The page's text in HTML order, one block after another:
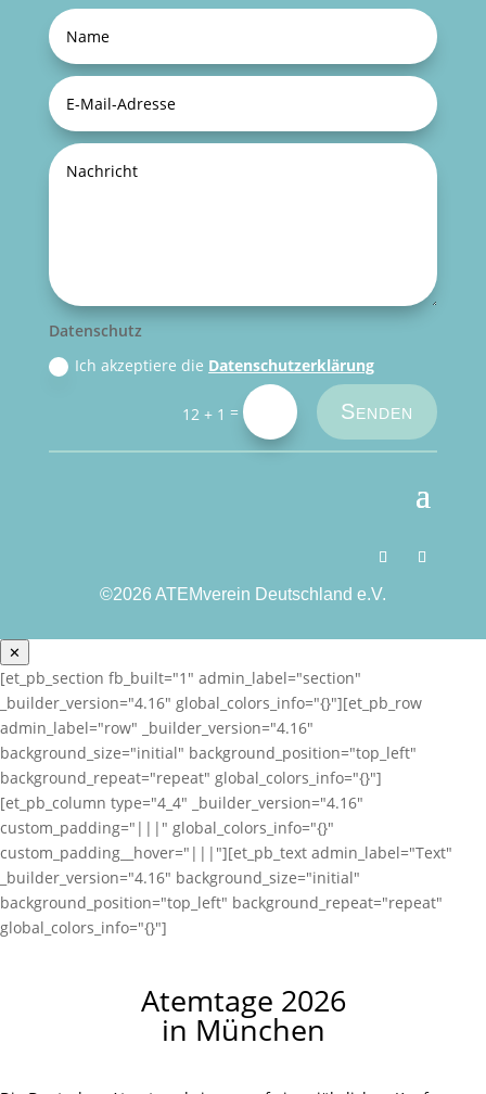
Datenschutz
Ich akzeptiere die Datenschutzerklärung
12 + 1 = Senden
©2026 ATEMverein Deutschland e.V.
✕
[et_pb_section fb_built="1" admin_label="section"
_builder_version="4.16" global_colors_info="{}"][et_pb_row
admin_label="row" _builder_version="4.16"
background_size="initial" background_position="top_left"
background_repeat="repeat" global_colors_info="{}"]
[et_pb_column type="4_4" _builder_version="4.16"
custom_padding="|||" global_colors_info="{}"
custom_padding__hover="|||"][et_pb_text admin_label="Text"
_builder_version="4.16" background_size="initial"
background_position="top_left" background_repeat="repeat"
global_colors_info="{}"]
Atemtage 2026
in München